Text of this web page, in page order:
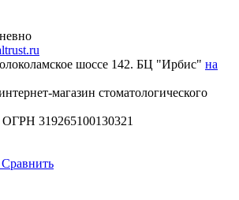
шоссе 142. БЦ "Ирбис" на
магазин стоматологического
319265100130321
Сравнить